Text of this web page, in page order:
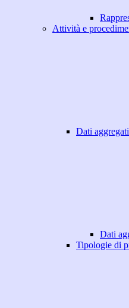
Attività e
Dati
Dati
Tipologie di